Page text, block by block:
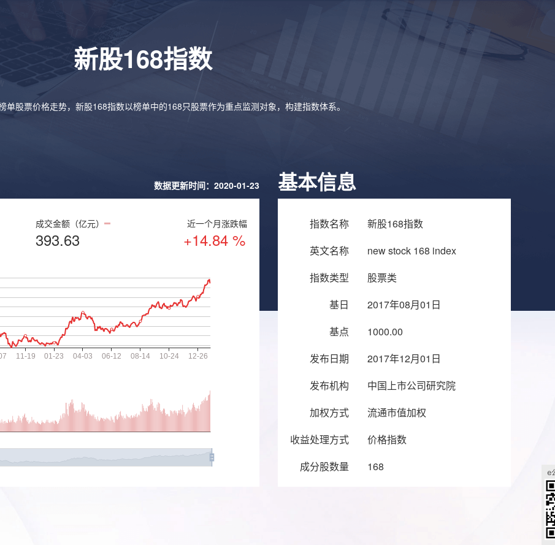
新股168指数
单股票价格走势，新股168指数以榜单中的168只股票作为重点监测对象，构建指数体系。
数据更新时间：2020-01-23
成交金额（亿元）
393.63
近一个月涨跌幅
+14.84 %
基本信息
指数名称
新股168指数
英文名称
new stock 168 index
指数类型
股票类
基日
2017年08月01日
基点
1000.00
发布日期
2017年12月01日
发布机构
中国上市公司研究院
加权方式
流通市值加权
收益处理方式
价格指数
成分股数量
168